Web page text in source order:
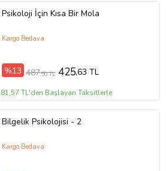
Psikoloji İçin Kısa Bir Mola
Kargo Bedava
%13 487,50 TL 425,63 TL
81,57 TL'den Başlayan Taksitlerle
Bilgelik Psikolojisi - 2
Kargo Bedava